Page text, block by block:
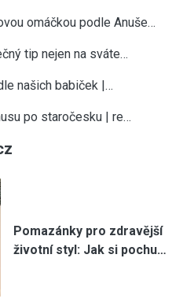
omáčkou podle Anuše…
tip nejen na sváte…
našich babiček |…
po staročesku | re…
Pomazánky pro zdravější
životní styl: Jak si pochu…